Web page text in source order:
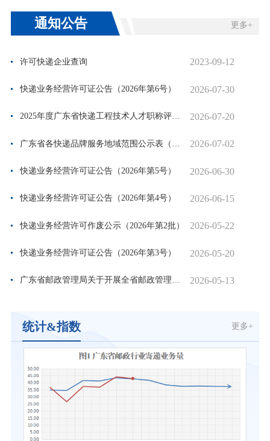
通知公告 更多+
许可快递企业查询 2023-09-12
快递业务经营许可证公告（2026年第6号） 2026-07-30
2025年度广东省快递工程技术人才职称评审通过人员公示 2026-07-20
2026-07-02
快递业务经营许可证公告（2026年第5号） 2026-06-30
快递业务经营许可证公告（2026年第4号） 2026-06-15
快递业务经营许可作废公示（2026年第2批） 2026-05-22
快递业务经营许可证公告（2026年第3号） 2026-05-20
广东省邮政管理局关于开展全省邮政管理系统财经纪律重点问题专项... 2026-05-13
统计&指数 更多+